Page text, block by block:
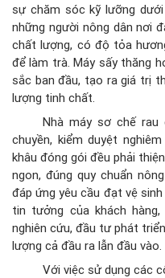
sự chăm sóc kỹ lưỡng
những người nông dân nơi
chất lượng, có độ tỏa
để làm trà. Máy sấy thăng
sắc ban đầu, tạo ra giá trị
lượng tinh chất.
Nhà máy sơ chế
chuyền, kiểm duyệt
khâu đóng gói đều phải
ngon, đúng quy chuẩn
đáp ứng yêu cầu đạt vệ
tin tưởng của khách
nghiên cứu, đầu tư phát
lượng cả đầu ra lẫn đầu vào.
Với việc sử dụng các